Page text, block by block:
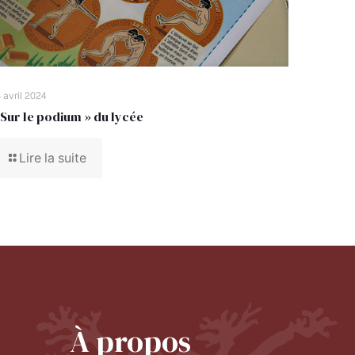
avril 2024
le podium » du lycée
Lire la suite
À propos